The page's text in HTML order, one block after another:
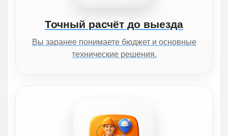
Точный расчёт до выезда
Вы заранее понимаете бюджет и основные
технические решения.